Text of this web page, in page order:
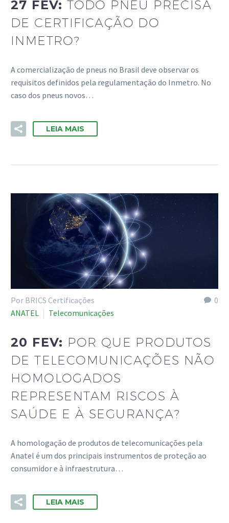
27 FEV:TODO PNEU PRECISA
DE CERTIFICAÇÃO DO
INMETRO?
A comercialização de pneus no Brasil deve observar os
requisitos definidos pela regulamentação do Inmetro. No
caso dos pneus novos…
LEIA MAIS
0
Por BRICS Certificações
ANATEL
Telecomunicações
20 FEV: POR QUE PRODUTOS
DE TELECOMUNICAÇÕES NÃO
HOMOLOGADOS
REPRESENTAM RISCOS À
SAÚDE E À SEGURANÇA?
A homologação de produtos de telecomunicações pela
Anatel é um dos principais instrumentos de proteção ao
consumidor e à infraestrutura…
LEIA MAIS